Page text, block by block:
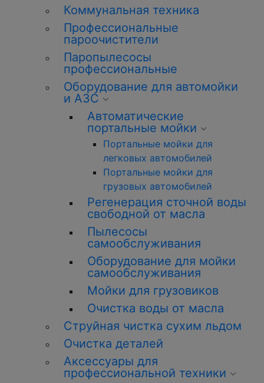
Коммунальная техника
Профессиональные
пароочистители
Паропылесосы
профессиональные
Оборудование для автомойки
и АЗС
Автоматические
портальные мойки
Портальные мойки для
легковых автомобилей
Портальные мойки для
грузовых автомобилей
Регенерация сточной воды
свободной от масла
Пылесосы
самообслуживания
Оборудование для мойки
самообслуживания
Мойки для грузовиков
Очистка воды от масла
Струйная чистка сухим льдом
Очистка деталей
Аксессуары для
профессиональной техники